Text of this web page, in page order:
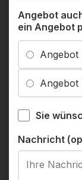
Angebot
ein Angebot
Angebot
Angebot
Sie
Nachricht